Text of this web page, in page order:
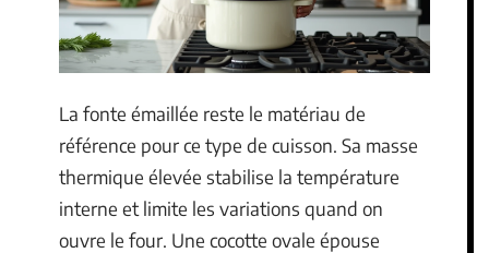
La fonte émaillée reste le matériau de
référence pour ce type de cuisson. Sa masse
thermique élevée stabilise la température
interne et limite les variations quand on
ouvre le four. Une cocotte ovale épouse